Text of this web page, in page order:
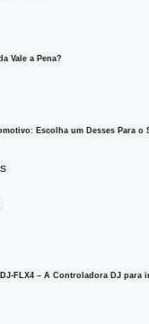
Vale a Pena?
Escolha um Desses Para o
FLX4 – A Controladora DJ para